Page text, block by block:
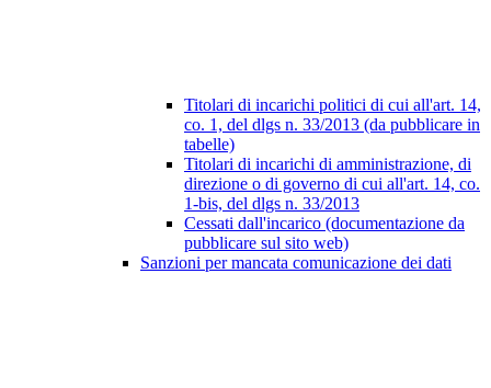
Titolari di incarichi politici di cui all'art. 14,
co. 1, del dlgs n. 33/2013 (da pubblicare in
tabelle)
Titolari di incarichi di amministrazione, di
direzione o di governo di cui all'art. 14, co.
1-bis, del dlgs n. 33/2013
Cessati dall'incarico (documentazione da
pubblicare sul sito web)
Sanzioni per mancata comunicazione dei dati